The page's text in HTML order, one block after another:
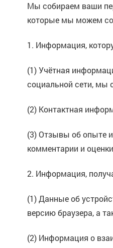
Мы собираем ваши
которые мы можем
1. Информация,
(1) Учётная
социальной сети, мы
(2) Контактная
(3) Отзывы об опыте
комментарии и
2. Информация,
(1) Данные об
версию браузера, а
(2) Информация о